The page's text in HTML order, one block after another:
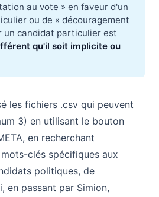
au vote » en faveur d'un
ou de « découragement
un candidat particulier est
qu'il soit implicite ou
les fichiers .csv qui peuvent
3) en utilisant le bouton
en recherchant
clés spécifiques aux
politiques, de
en passant par Simion,